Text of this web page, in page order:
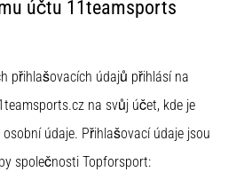
účtu 11teamsports
přihlašovacích údajů přihlásí na
na svůj účet, kde je
údaje. Přihlašovací údaje jsou
společnosti Topforsport: